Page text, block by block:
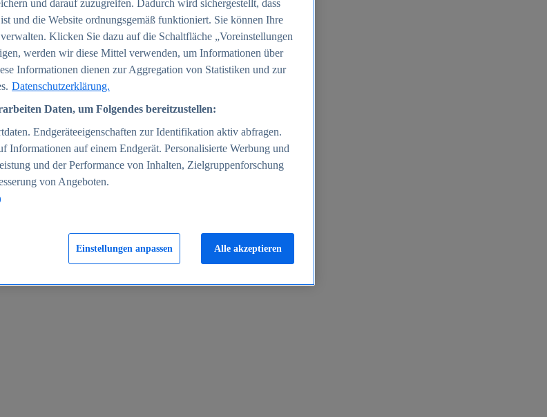
2005-2025
und darauf zuzugreifen. Dadurch wird sichergestellt, dass
und die Website ordnungsgemäß funktioniert. Sie können Ihre
Klicken Sie dazu auf die Schaltfläche „Voreinstellungen
werden wir diese Mittel verwenden, um Informationen über
Informationen dienen zur Aggregation von Statistiken und zur
Datenschutzerklärung.
Daten, um Folgendes bereitzustellen:
Endgeräteeigenschaften zur Identifikation aktiv abfragen.
Informationen auf einem Endgerät. Personalisierte Werbung und
und der Performance von Inhalten, Zielgruppenforschung
von Angeboten.
Einstellungen anpassen Alle akzeptieren